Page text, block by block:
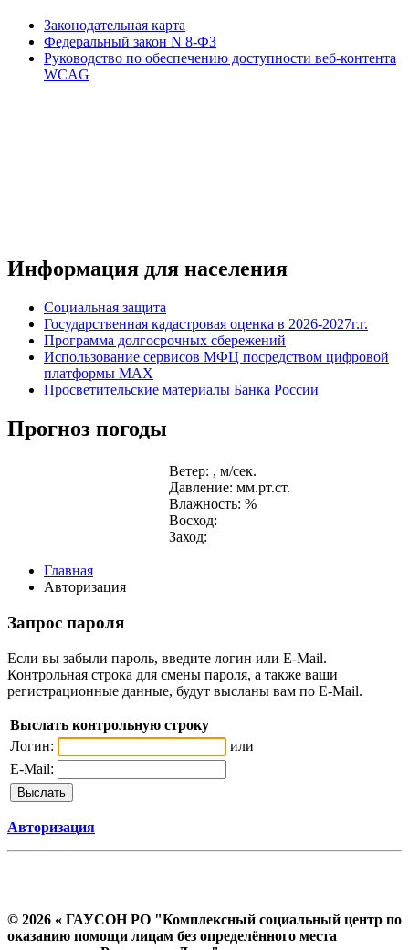
Законодательная карта
Федеральный закон N 8-ФЗ
Руководство по обеспечению доступности веб-контента
WCAG
Информация для населения
Социальная защита
Государственная кадастровая оценка в 2026-2027г.г.
Программа долгосрочных сбережений
Использование сервисов МФЦ посредством цифровой
платформы MAX
Просветительские материалы Банка России
Прогноз погоды
Ветер: , м/сек.
Давление: мм.рт.ст.
Влажность: %
Восход:
Заход:
Главная
Авторизация
Запрос пароля
Если вы забыли пароль, введите логин или E-Mail.
Контрольная строка для смены пароля, а также ваши
регистрационные данные, будут высланы вам по E-Mail.
Выслать контрольную строку
Логин:
или
E-Mail:
Авторизация
© 2026 « ГАУСОН РО "Комплексный социальный центр по
оказанию помощи лицам без определённого места